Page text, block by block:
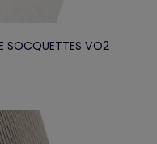
SOCQUETTES VO2